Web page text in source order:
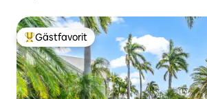
Populär gästfavorit
Gästfavorit